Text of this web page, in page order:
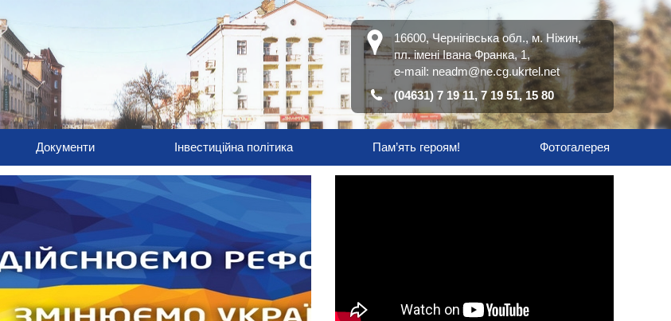
16600, Чернігівська обл., м. Ніжин,
пл. імені Івана Франка, 1,
е-mail: neadm@ne.cg.ukrtel.net
(04631) 7 19 11, 7 19 51, 15 80
Документи Інвестиційна політика Пам’ять героям! Фотогалерея